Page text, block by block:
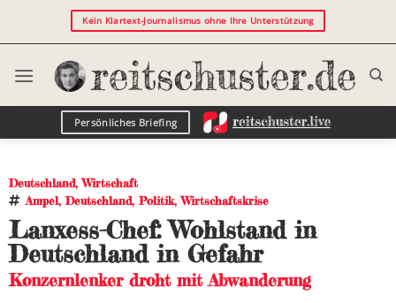
Kein Klartext-Journalismus ohne Ihre Unterstützung
Persönliches Briefing
Deutschland,Wirtschaft
Ampel,Deutschland,Politik,Wirtschaftskrise
Lanxess-Chef: Wohlstand in
Deutschland in Gefahr
Konzernlenker droht mit Abwanderung